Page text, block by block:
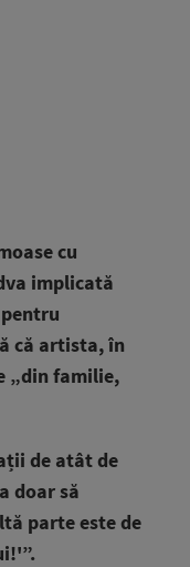
cu
implicată
că artista, în
„din familie,
de atât de
doar să
parte este de